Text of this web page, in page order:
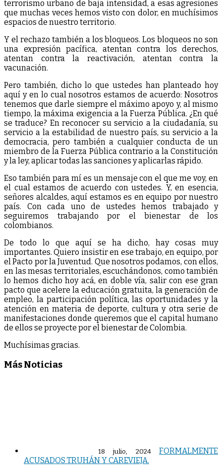
terrorismo urbano de baja intensidad, a esas agresiones
que muchas veces hemos visto con dolor, en muchísimos
espacios de nuestro territorio.
Y el rechazo también a los bloqueos. Los bloqueos no son
una expresión pacífica, atentan contra los derechos,
atentan contra la reactivación, atentan contra la
vacunación.
Pero también, dicho lo que ustedes han planteado hoy
aquí y en lo cual nosotros estamos de acuerdo: Nosotros
tenemos que darle siempre el máximo apoyo y, al mismo
tiempo, la máxima exigencia a la Fuerza Pública. ¿En qué
se traduce? En reconocer su servicio a la ciudadanía, su
servicio a la estabilidad de nuestro país, su servicio a la
democracia, pero también a cualquier conducta de un
miembro de la Fuerza Pública contrario a la Constitución
y la ley, aplicar todas las sanciones y aplicarlas rápido.
Eso también para mí es un mensaje con el que me voy, en
el cual estamos de acuerdo con ustedes. Y, en esencia,
señores alcaldes, aquí estamos es en equipo por nuestro
país. Con cada uno de ustedes hemos trabajado y
seguiremos trabajando por el bienestar de los
colombianos.
De todo lo que aquí se ha dicho, hay cosas muy
importantes. Quiero insistir en ese trabajo, en equipo, por
el Pacto por la Juventud. Que nosotros podamos, con ellos,
en las mesas territoriales, escuchándonos, como también
lo hemos dicho hoy acá, en doble vía, salir con ese gran
pacto que acelere la educación gratuita, la generación de
empleo, la participación política, las oportunidades y la
atención en materia de deporte, cultura y otra serie de
manifestaciones donde queremos que el capital humano
de ellos se proyecte por el bienestar de Colombia.
Muchísimas gracias.
Más Noticias
18 julio, 2024
FORMALMENTE
ACUSADOS TRUHÁN Y CAREVIEJA.